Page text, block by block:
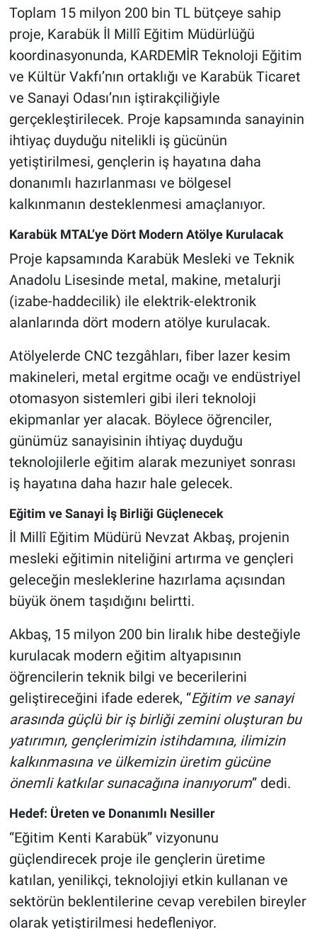
Toplam 15 milyon 200 bin TL bütçeye sahip
proje, Karabük İl Millî Eğitim Müdürlüğü
koordinasyonunda, KARDEMİR Teknoloji Eğitim
ve Kültür Vakfı’nın ortaklığı ve Karabük Ticaret
ve Sanayi Odası’nın iştirakçiliğiyle
gerçekleştirilecek. Proje kapsamında sanayinin
ihtiyaç duyduğu nitelikli iş gücünün
yetiştirilmesi, gençlerin iş hayatına daha
donanımlı hazırlanması ve bölgesel
kalkınmanın desteklenmesi amaçlanıyor.
Karabük MTAL’ye Dört Modern Atölye Kurulacak
Proje kapsamında Karabük Mesleki ve Teknik
Anadolu Lisesinde metal, makine, metalurji
(izabe-haddecilik) ile elektrik-elektronik
alanlarında dört modern atölye kurulacak.
Atölyelerde CNC tezgâhları, fiber lazer kesim
makineleri, metal ergitme ocağı ve endüstriyel
otomasyon sistemleri gibi ileri teknoloji
ekipmanlar yer alacak. Böylece öğrenciler,
günümüz sanayisinin ihtiyaç duyduğu
teknolojilerle eğitim alarak mezuniyet sonrası
iş hayatına daha hazır hale gelecek.
Eğitim ve Sanayi İş Birliği Güçlenecek
İl Millî Eğitim Müdürü Nevzat Akbaş, projenin
mesleki eğitimin niteliğini artırma ve gençleri
geleceğin mesleklerine hazırlama açısından
büyük önem taşıdığını belirtti.
Akbaş, 15 milyon 200 bin liralık hibe desteğiyle
kurulacak modern eğitim altyapısının
öğrencilerin teknik bilgi ve becerilerini
geliştireceğini ifade ederek, “Eğitim ve sanayi
arasında güçlü bir iş birliği zemini oluşturan bu
yatırımın, gençlerimizin istihdamına, ilimizin
kalkınmasına ve ülkemizin üretim gücüne
önemli katkılar sunacağına inanıyorum” dedi.
Hedef: Üreten ve Donanımlı Nesiller
“Eğitim Kenti Karabük” vizyonunu
güçlendirecek proje ile gençlerin üretime
katılan, yenilikçi, teknolojiyi etkin kullanan ve
sektörün beklentilerine cevap verebilen bireyler
olarak yetiştirilmesi hedefleniyor.